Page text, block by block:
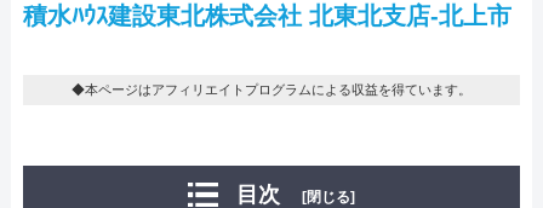
積水ﾊｳｽ建設東北株式会社 北東北支店-北上市
◆本ページはアフィリエイトプログラムによる収益を得ています。
目次 [閉じる]